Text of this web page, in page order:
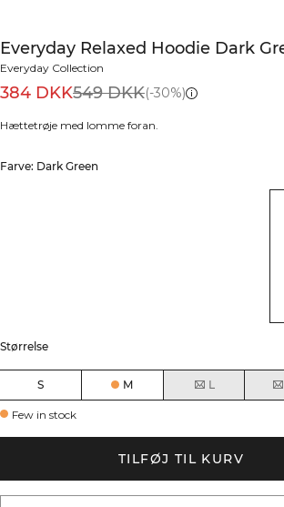
Everyday Relaxed Hoodie Dark
Everyday Collection
384 DKK549 DKK(-30%)
Hættetrøje med lomme foran.
Farve: Dark Green
Størrelse
S M L
Few in stock
TILFØJ TIL KURV